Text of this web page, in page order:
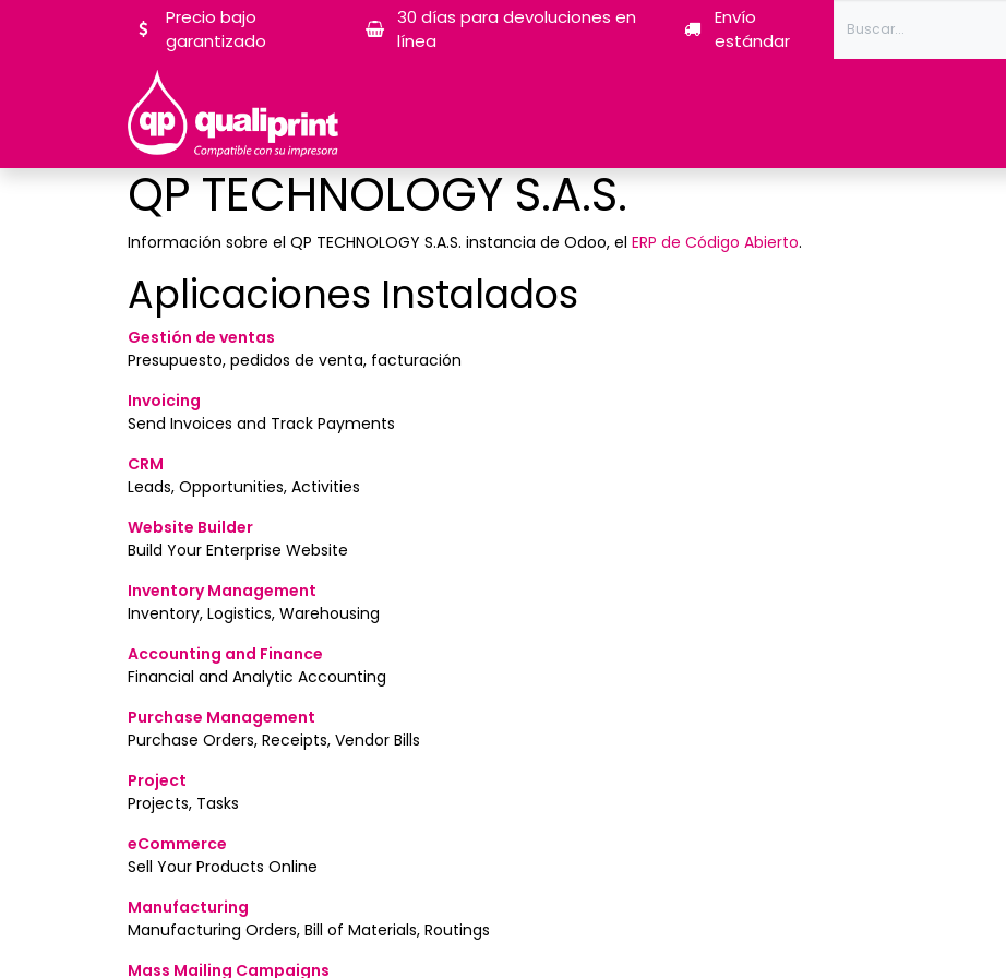
Precio bajo
garantizado
30 días para devoluciones en
línea
Envío
estándar
QP TECHNOLOGY S.A.S.
Información sobre el QP TECHNOLOGY S.A.S. instancia de Odoo, el ERP de Código Abierto.
Aplicaciones Instalados
Gestión de ventas
Presupuesto, pedidos de venta, facturación
Invoicing
Send Invoices and Track Payments
CRM
Leads, Opportunities, Activities
Website Builder
Build Your Enterprise Website
Inventory Management
Inventory, Logistics, Warehousing
Accounting and Finance
Financial and Analytic Accounting
Purchase Management
Purchase Orders, Receipts, Vendor Bills
Project
Projects, Tasks
eCommerce
Sell Your Products Online
Manufacturing
Manufacturing Orders, Bill of Materials, Routings
Mass Mailing Campaigns